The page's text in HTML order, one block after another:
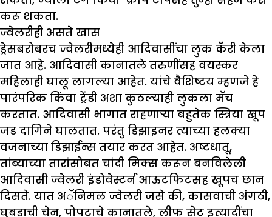
करू शकता.
ज्वेलरीही असते खास
ड्रेसबरोबरच ज्वेलरीमध्येही आदिवासींचा लुक कॅरी केला
जात आहे. आदिवासी कानातले तरुणींसह वयस्कर
महिलाही घालू लागल्या आहेत. यांचे वैशिष्टय म्हणजे हे
पारंपरिक किंवा ट्रेंडी अशा कुठल्याही लुकला मॅच
करतात. आदिवासी भागात राहणाऱ्या बहुतेक स्त्रिया खूप
जड दागिने घालतात. परंतु डिझाइनर त्याच्या हलक्या
वजनाच्या डिझाईन्स तयार करत आहेत. अष्टधातू,
तांब्याच्या तारांसोबत चांदी मिक्स करून बनविलेली
आदिवासी ज्वेलरी इंडोवेस्टर्न आऊटफिटसह खूपच छान
दिसते. यात अॅनिमल ज्वेलरी जसे की, कासवाची अंगठी,
घुबडाची चेन, पोपटाचे कानातले, लीफ सेट इत्यादींचा